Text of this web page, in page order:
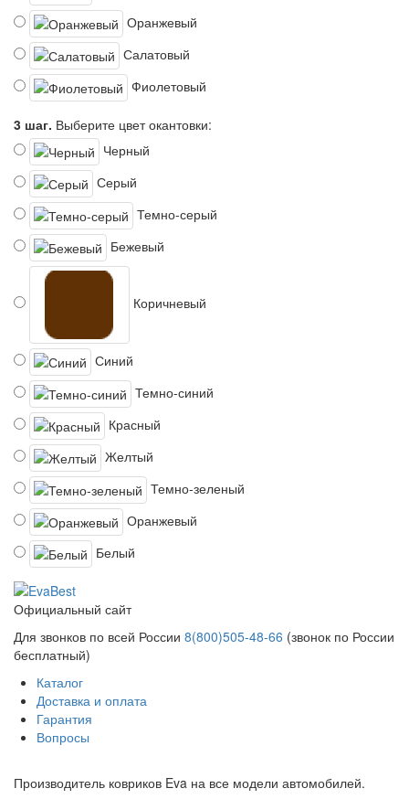
Оранжевый
Салатовый
Фиолетовый
3 шаг. Выберите цвет окантовки:
Черный
Серый
Темно-серый
Бежевый
Коричневый
Синий
Темно-синий
Красный
Желтый
Темно-зеленый
Оранжевый
Белый
Официальный сайт
Для звонков по всей России 8(800)505-48-66 (звонок по России
бесплатный)
Каталог
Доставка и оплата
Гарантия
Вопросы
Производитель ковриков Eva на все модели автомобилей.